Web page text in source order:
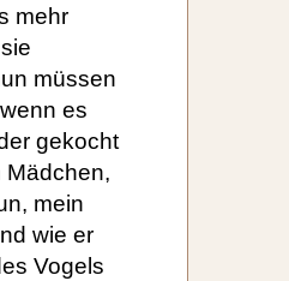
mehr
müssen
es
gekocht
Mädchen,
mein
wie er
Vogels